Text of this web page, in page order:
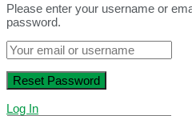
Please enter your username or
password.
Log In